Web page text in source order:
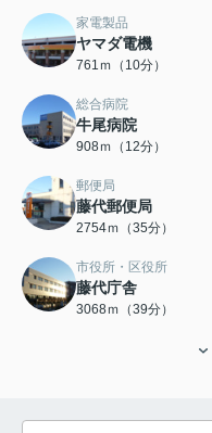
家電製品
ヤマダ電機
761ｍ（10分）
総合病院
牛尾病院
908ｍ（12分）
郵便局
藤代郵便局
2754ｍ（35分）
市役所・区役所
藤代庁舎
3068ｍ（39分）